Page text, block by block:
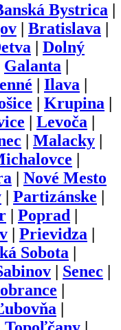
Bystrica
Bratislava
Dolný
Galanta
Ilava
Krupina
Levoča
Malacky
Nové Mesto
Partizánske
Poprad
Prievidza
Sobota
Senec